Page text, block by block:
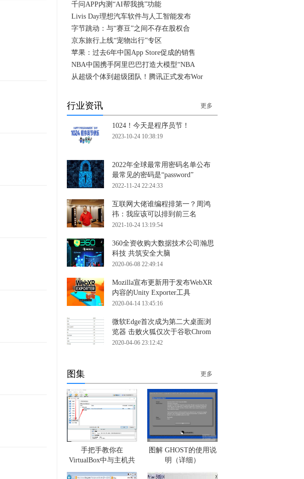
千问APP内测“AI帮我挑”功能
Livis Day理想汽车软件与人工智能发布
字节跳动：与“赛豆”之间不存在股权合
京东旅行上线“宠物出行”专区
苹果：过去6年中国App Store促成的销售
NBA中国携手阿里巴巴打造大模型“NBA
从超级个体到超级团队！腾讯正式发布Wor
行业资讯 更多
1024！今天是程序员节！
2023-10-24 10:38:19
2022年全球最常用密码名单公布
最常见的密码是“password”
2022-11-24 22:24:33
互联网大佬谁编程排第一？周鸿
祎：我应该可以排到前三名
2021-10-24 13:19:54
360全资收购大数据技术公司瀚思
科技 共筑安全大脑
2020-06-08 22:49:14
Mozilla宣布更新用于发布WebXR
内容的Unity Exporter工具
2020-04-14 13:45:16
微软Edge首次成为第二大桌面浏
览器 击败火狐仅次于谷歌Chrom
2020-04-06 23:12:42
图集 更多
手把手教你在
VirtualBox中与主机共
图解 GHOST的使用说
明（详细）